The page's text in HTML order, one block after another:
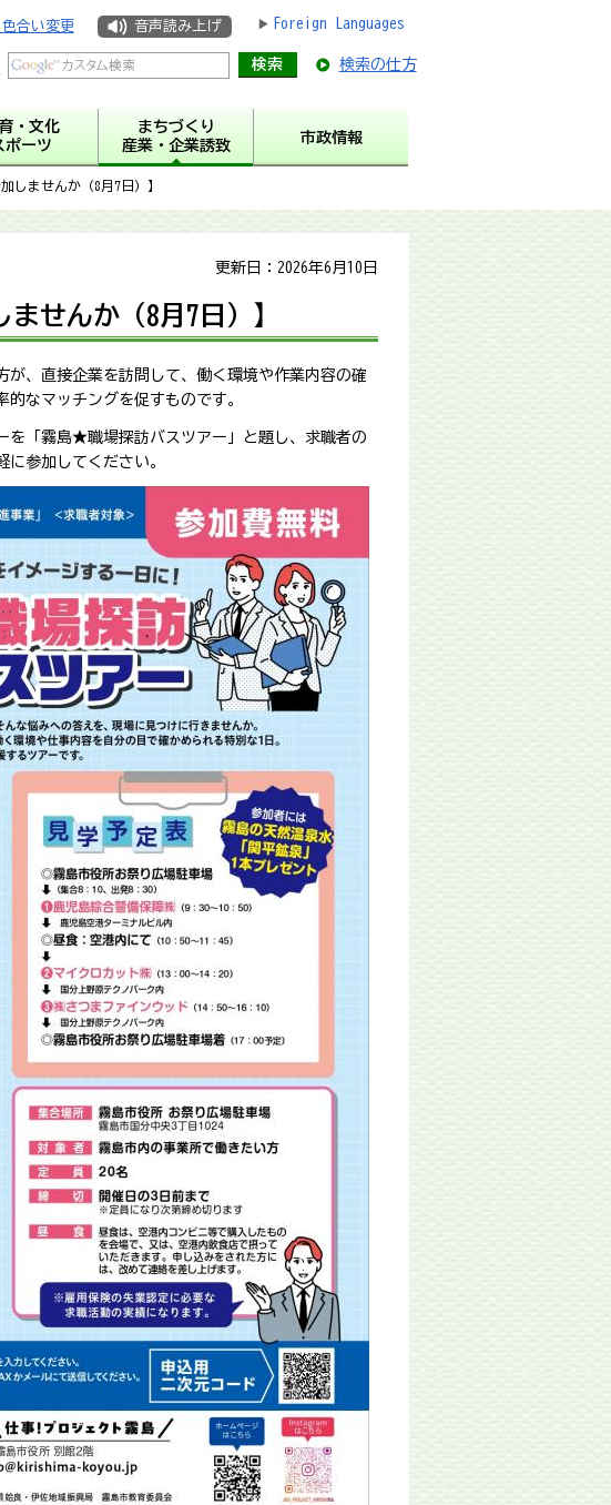
合い変更 音声読み上げ Foreign Languages
検索の仕方
・文化
ポーツ
まちづくり
産業・企業誘致
市政情報
しませんか（8月7日）】
更新日：2026年6月10日
せんか（8月7日）】
、直接企業を訪問して、働く環境や作業内容の確
なマッチングを促すものです。
を「霧島★職場探訪バスツアー」と題し、求職者の
参加してください。